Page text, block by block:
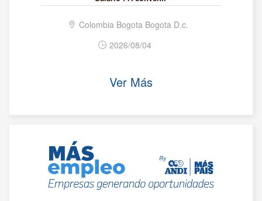
Colombia Bogota Bogota D.c.
2026/08/04
Ver Más